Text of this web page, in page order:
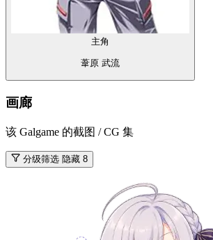
主角
葦原 武流
画廊
该 Galgame 的截图 / CG 集
分级筛选 隐藏 8